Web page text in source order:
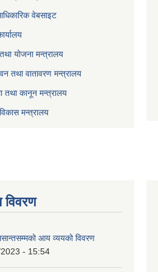
वेबसाइट
योजना मन्त्रालय
तथा वातावरण मन्त्रालय
तथा कानून मन्त्रालय
मन्त्रालय
आय व्ययको विवरण
- 15:54